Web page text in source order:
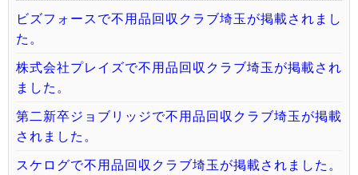
ビズフォースで不用品回収クラブ埼玉が掲載されまし
た。
株式会社プレイズで不用品回収クラブ埼玉が掲載され
ました。
第二新卒ジョブリッジで不用品回収クラブ埼玉が掲載
されました。
スケログで不用品回収クラブ埼玉が掲載されました。